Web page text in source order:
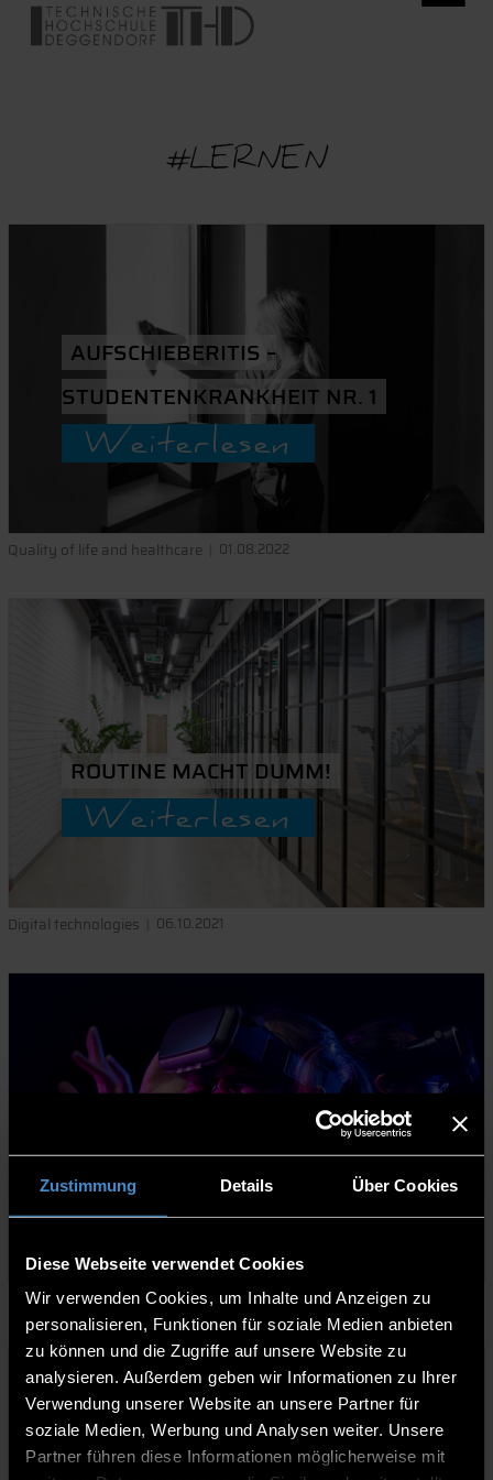
Zustimmung Details Über Cookies
Diese Webseite verwendet Cookies
Wir verwenden Cookies, um Inhalte und Anzeigen zu
personalisieren, Funktionen für soziale Medien anbieten
zu können und die Zugriffe auf unsere Website zu
analysieren. Außerdem geben wir Informationen zu Ihrer
Verwendung unserer Website an unsere Partner für
soziale Medien, Werbung und Analysen weiter. Unsere
Partner führen diese Informationen möglicherweise mit
#LERNEN
AUFSCHIEBERITIS –
STUDENTENKRANKHEIT NR. 1
Weiterlesen
Quality of life and healthcare 01.08.2022
ROUTINE MACHT DUMM!
Weiterlesen
Digital technologies 06.10.2021
PEP YOUR BERUFSALLTAG
Weiterlesen
Digital technologies 05.10.2021